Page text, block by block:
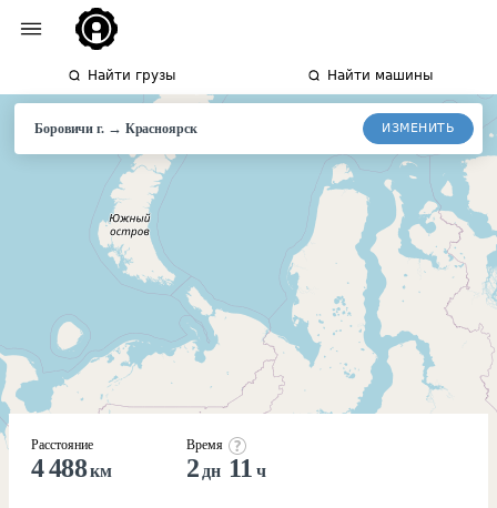
Найти грузы Найти машины
Боровичи г.→ Красноярск ИЗМЕНИТЬ
Расстояние
4 488км
Время
2 дн 11 ч